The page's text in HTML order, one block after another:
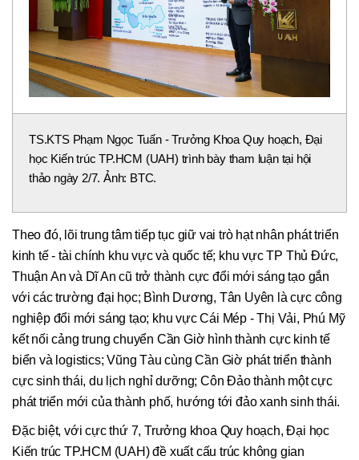
TS.KTS Phạm Ngọc Tuấn - Trưởng Khoa Quy hoạch, Đại
học Kiến trúc TP.HCM (UAH) trình bày tham luận tại hội
thảo ngày 2/7. Ảnh: BTC.
Theo đó, lõi trung tâm tiếp tục giữ vai trò hạt nhân phát triển
kinh tế - tài chính khu vực và quốc tế; khu vực TP Thủ Đức,
Thuận An và Dĩ An cũ trở thành cực đổi mới sáng tạo gắn
với các trường đại học; Bình Dương, Tân Uyên là cực công
nghiệp đổi mới sáng tạo; khu vực Cái Mép - Thị Vải, Phú Mỹ
kết nối cảng trung chuyển Cần Giờ hình thành cực kinh tế
biển và logistics; Vũng Tàu cùng Cần Giờ phát triển thành
cực sinh thái, du lịch nghỉ dưỡng; Côn Đảo thành một cực
phát triển mới của thành phố, hướng tới đảo xanh sinh thái.
Đặc biệt, với cực thứ 7, Trưởng khoa Quy hoạch, Đại học
Kiến trúc TP.HCM (UAH) đề xuất cấu trúc không gian